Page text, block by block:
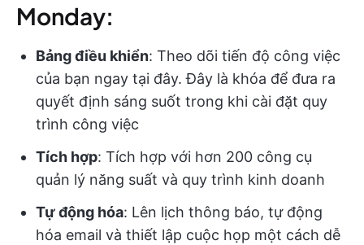
Monday:
Bảng điều khiển: Theo dõi tiến độ công việc
của bạn ngay tại đây. Đây là khóa để đưa ra
quyết định sáng suốt trong khi cài đặt quy
trình công việc
Tích hợp: Tích hợp với hơn 200 công cụ
quản lý năng suất và quy trình kinh doanh
Tự động hóa: Lên lịch thông báo, tự động
hóa email và thiết lập cuộc họp một cách dễ